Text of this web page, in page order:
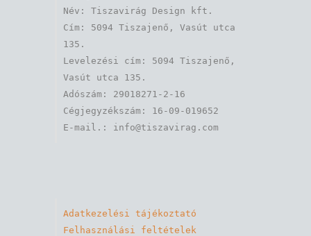
Név: Tiszavirág Design kft.
Cím: 5094 Tiszajenő, Vasút utca
135.
Levelezési cím: 5094 Tiszajenő,
Vasút utca 135.
Adószám: 29018271-2-16
Cégjegyzékszám: 16-09-019652
Adatkezelési tájékoztató
Felhasználási feltételek